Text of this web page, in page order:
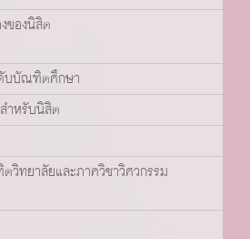
ของนิสิต
ดับบัณฑิตศึกษา
ำหรับนิสิต
ทยาลัยและภาควิชาวิศวกรรม